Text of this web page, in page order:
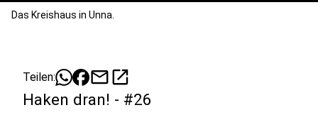
Das Kreishaus in Unna.
Teilen: mailopen_in_new
Haken dran! - #26